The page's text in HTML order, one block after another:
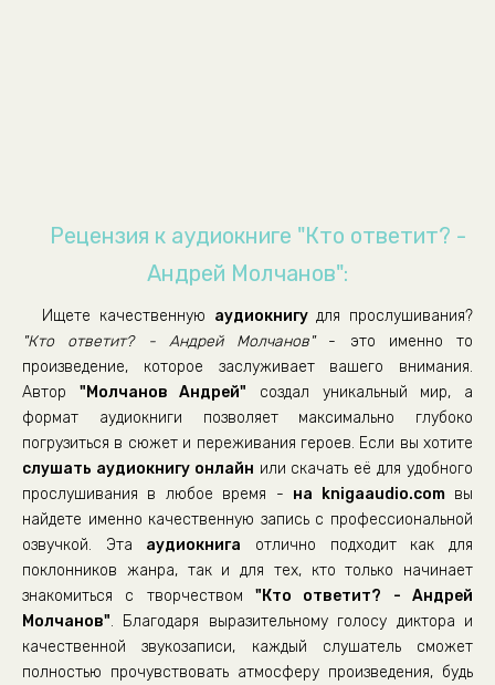
0020
0021
0022
0024
0025
Рецензия к аудиокниге "Кто ответит? -
Андрей Молчанов":
Ищете качественную аудиокнигудля прослушивания?
"Кто ответит? - Андрей Молчанов"- это именно то
произведение, которое заслуживает вашего внимания.
Автор "Молчанов Андрей" создал уникальный мир, а
формат аудиокниги позволяет максимально глубоко
погрузиться в сюжет и переживания героев. Если вы хотите
слушать аудиокнигу онлайн или скачать её для удобного
прослушивания в любое время - на knigaaudio.comвы
найдете именно качественную запись с профессиональной
озвучкой. Эта аудиокнига отлично подходит как для
поклонников жанра, так и для тех, кто только начинает
знакомиться с творчеством "Кто ответит? - Андрей
Молчанов". Благодаря выразительному голосу диктора и
качественной звукозаписи, каждый слушатель сможет
полностью прочувствовать атмосферу произведения, будь